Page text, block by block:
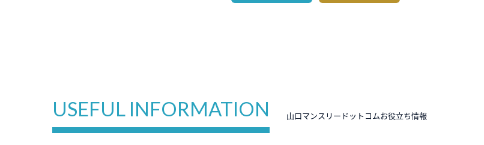
USEFUL INFORMATION 山口マンスリードットコムお役立ち情報